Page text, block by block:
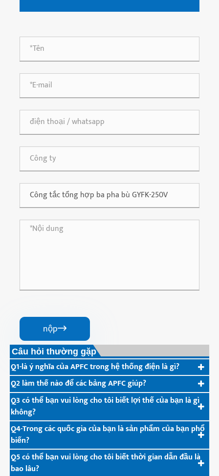
nộp
Câu hỏi thường gặp
Q1-là ý nghĩa của APFC trong hệ thống điện là gì?
Q2 làm thế nào để các bảng APFC giúp?
Q3 có thể bạn vui lòng cho tôi biết lợi thế của bạn là gì
không?
Q4-Trong các quốc gia của bạn là sản phẩm của bạn phổ
biến?
Q5 có thể bạn vui lòng cho tôi biết thời gian dẫn đầu là
bao lâu?